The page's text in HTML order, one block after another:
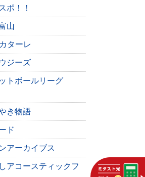
ポ！！
山
ターレ
ジーズ
トボールリーグ
き物語
ド
アーカイブス
アコースティックフ